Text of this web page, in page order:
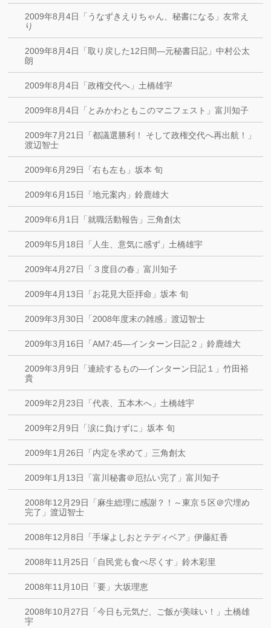
2009年8月4日「うなずきえりちゃん、秘書になる」友常え
り
2009年8月4日「取り戻した12日間―元秘書日記」中村公太
朗
2009年8月4日「政権交代へ」土橋雄宇
2009年8月4日「とみかわともこのマニフェスト」富川知子
2009年7月21日「都議選勝利！ そして政権交代へ再出航！」
渡辺智士
2009年6月29日「右も左も」坂本 旬
2009年6月15日「地元案内」鈴鹿雄大
2009年6月1日「就職活動報告」三角創太
2009年5月18日「人生、意気に感ず」土橋雄宇
2009年4月27日「３度目の春」富川知子
2009年4月13日「お花見大臣拝命」坂本 旬
2009年3月30日「2008年度末の雑感」渡辺智士
2009年3月16日「AM7:45―インターン日記２」鈴鹿雄大
2009年3月9日「連続するもの―インターン日記１」竹田裕
貴
2009年2月23日「代表、五本木へ」土橋雄宇
2009年2月9日「涙に負けずに」坂本 旬
2009年1月26日「内定を求めて」三角創太
2009年1月13日「富川秘書＠厄払い完了」富川知子
2008年12月29日「麻生総理に感謝？！～東京５区＠穴埋め
完了」渡辺智士
2008年12月8日「手塚よしおとテディベア」伊藤紅香
2008年11月25日「自民党も食べ尽くす」鈴木彩里
2008年11月10日「要」大坂理恵
2008年10月27日「今日も元気だ、ご飯が美味い！」土橋雄
宇